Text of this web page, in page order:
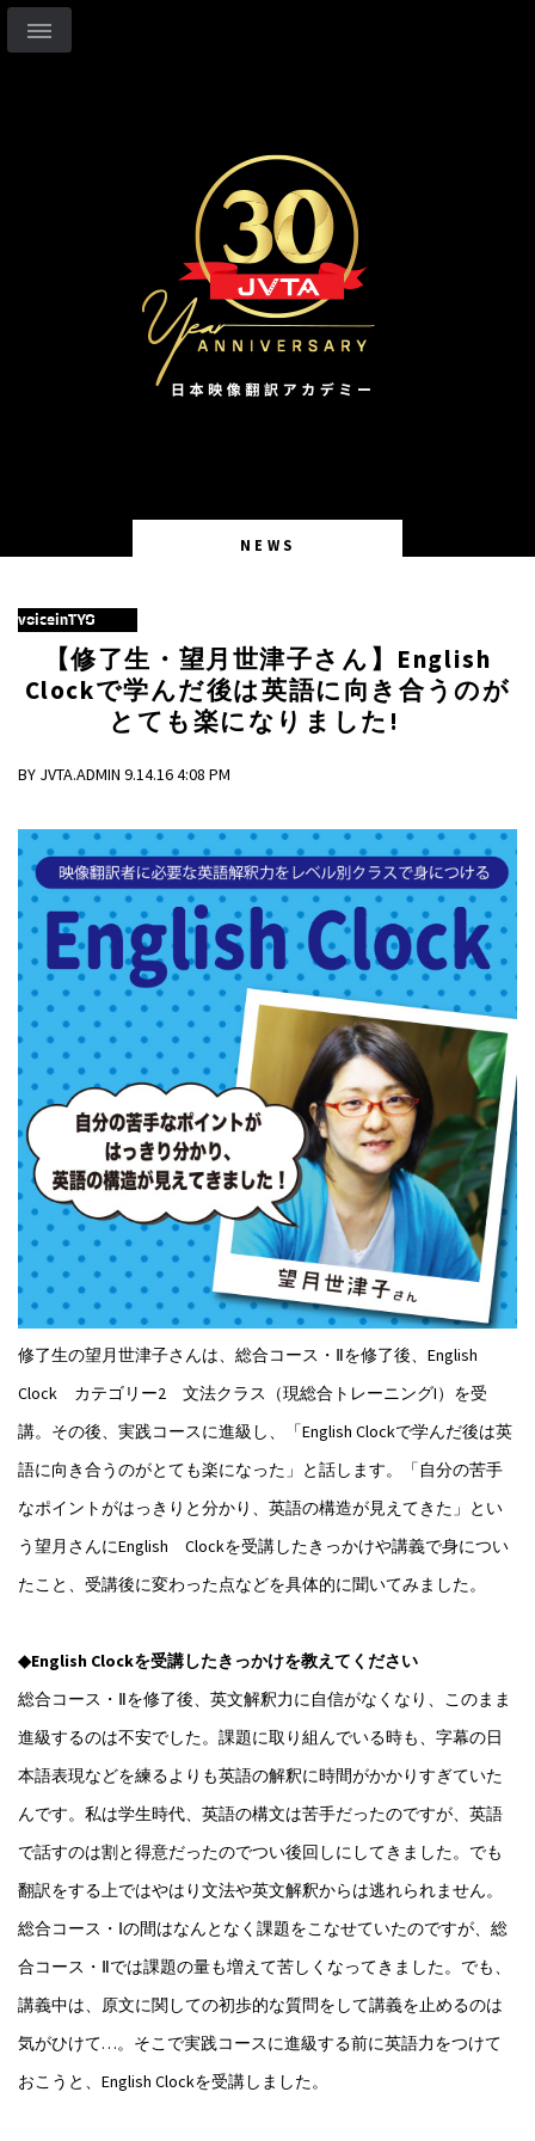
NEWS
voiceinTYO
【修了生・望月世津子さん】English
Clockで学んだ後は英語に向き合うのが
とても楽になりました!
BY JVTA.ADMIN 9.14.16 4:08 PM
修了生の望月世津子さんは、総合コース・Ⅱを修了後、English
Clock カテゴリー2 文法クラス（現総合トレーニングI）を受
講。その後、実践コースに進級し、「English Clockで学んだ後は英
語に向き合うのがとても楽になった」と話します。「自分の苦手
なポイントがはっきりと分かり、英語の構造が見えてきた」とい
う望月さんにEnglish Clockを受講したきっかけや講義で身につい
たこと、受講後に変わった点などを具体的に聞いてみました。
◆English Clockを受講したきっかけを教えてください
総合コース・Ⅱを修了後、英文解釈力に自信がなくなり、このまま
進級するのは不安でした。課題に取り組んでいる時も、字幕の日
本語表現などを練るよりも英語の解釈に時間がかかりすぎていた
んです。私は学生時代、英語の構文は苦手だったのですが、英語
で話すのは割と得意だったのでつい後回しにしてきました。でも
翻訳をする上ではやはり文法や英文解釈からは逃れられません。
総合コース・Ⅰの間はなんとなく課題をこなせていたのですが、総
合コース・Ⅱでは課題の量も増えて苦しくなってきました。でも、
講義中は、原文に関しての初歩的な質問をして講義を止めるのは
気がひけて…。そこで実践コースに進級する前に英語力をつけて
おこうと、English Clockを受講しました。